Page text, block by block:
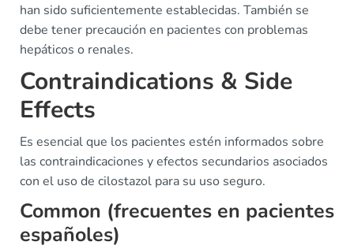
han sido suficientemente establecidas. También se
debe tener precaución en pacientes con problemas
hepáticos o renales.
Contraindications & Side
Effects
Es esencial que los pacientes estén informados sobre
las contraindicaciones y efectos secundarios asociados
con el uso de cilostazol para su uso seguro.
Common (frecuentes en pacientes
españoles)